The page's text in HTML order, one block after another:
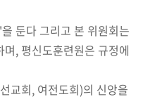
둔다 그리고 본 위원회는
, 평신도훈련원은 규정에
교회, 여전도회)의 신앙을